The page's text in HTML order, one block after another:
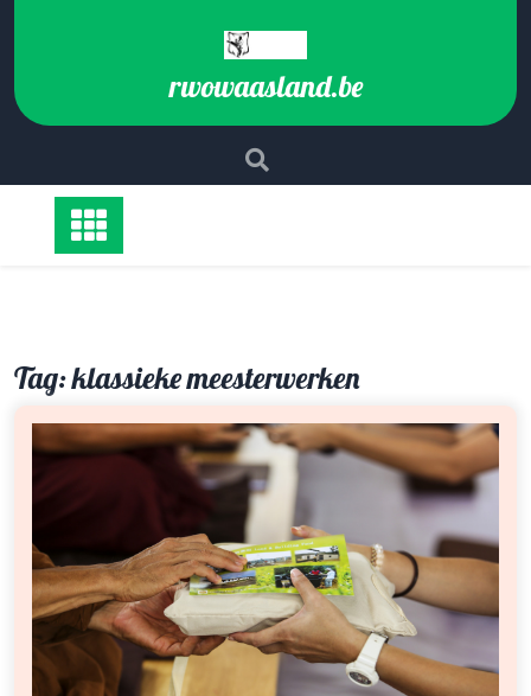
inhoud
rwowaasland.be
Tag:klassieke meesterwerken